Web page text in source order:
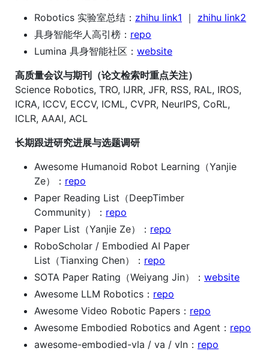
Robotics 实验室总结： zhihu link1 ｜ zhihu link2
具身智能华人高引榜： repo
Lumina 具身智能社区： website
高质量会议与期刊（论文检索时重点关注）
Science Robotics, TRO, IJRR, JFR, RSS, RAL, IROS,
ICRA, ICCV, ECCV, ICML, CVPR, NeurIPS, CoRL,
ICLR, AAAI, ACL
长期跟进研究进展与选题调研
Awesome Humanoid Robot Learning（Yanjie
Ze）： repo
Paper Reading List（DeepTimber
Community）： repo
Paper List（Yanjie Ze）： repo
RoboScholar / Embodied AI Paper
List（Tianxing Chen）： repo
SOTA Paper Rating（Weiyang Jin）： website
Awesome LLM Robotics： repo
Awesome Video Robotic Papers： repo
Awesome Embodied Robotics and Agent： repo
awesome-embodied-vla / va / vln： repo